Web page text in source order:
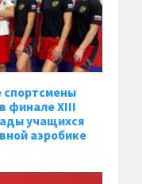
спортсмены
финале XIII
учащихся
аэробике